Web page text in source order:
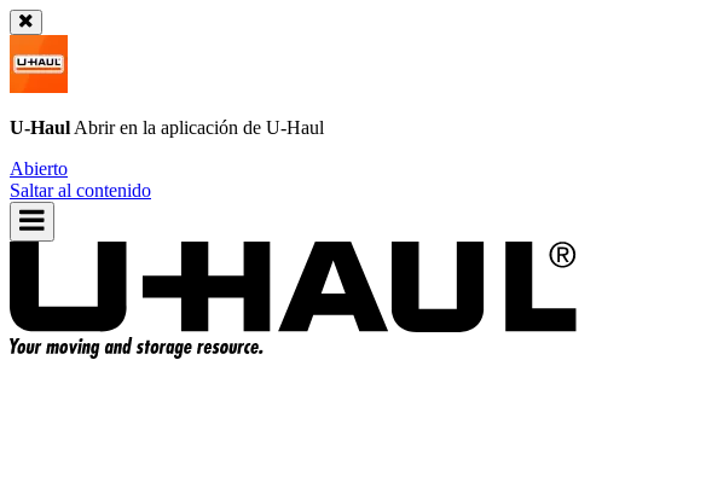
U-Haul Abrir en la aplicación de U-Haul
Abierto
Saltar al contenido